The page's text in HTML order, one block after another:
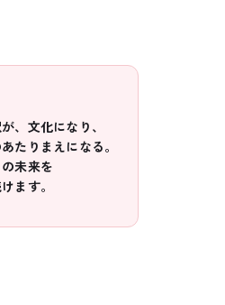
、文化になり、
たりまえになる。
未来を
ます。